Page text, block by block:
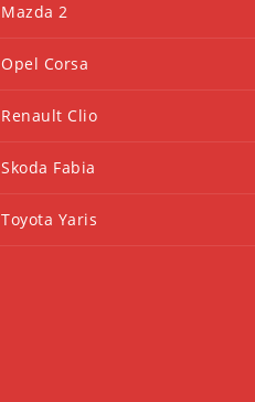
Mazda 2
Opel Corsa
Renault Clio
Skoda Fabia
Toyota Yaris